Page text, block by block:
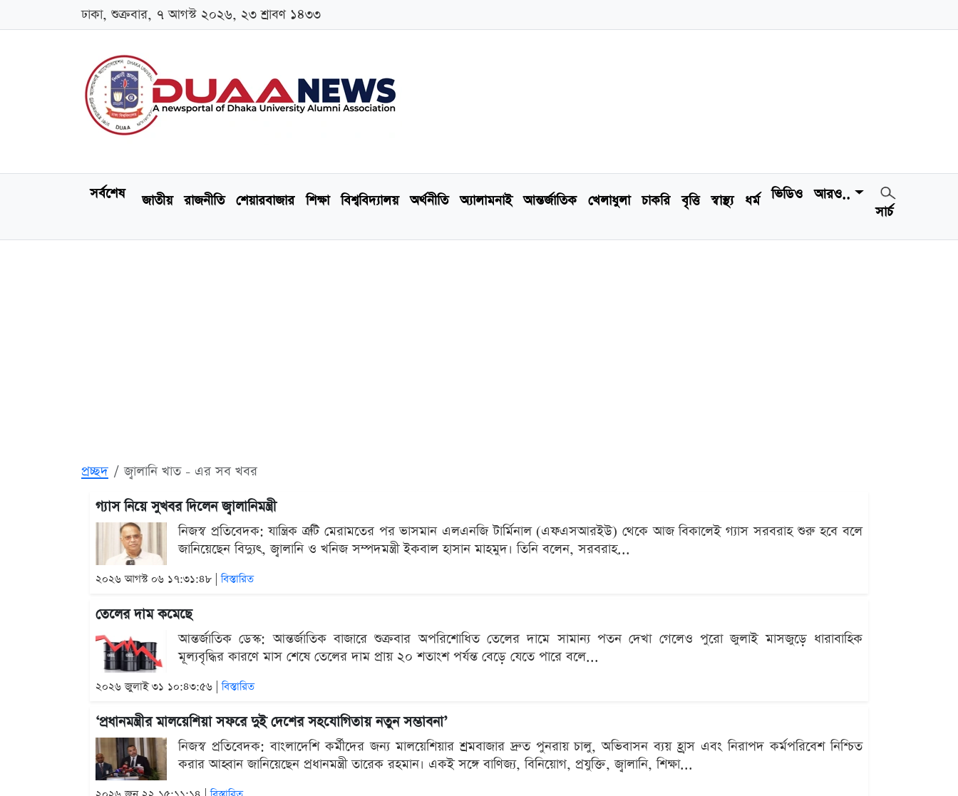
ঢাকা, শুক্রবার, ৭ আগস্ট ২০২৬, ২৩ শ্রাবণ ১৪৩৩
সর্বশেষ জাতীয় রাজনীতি শেয়ারবাজার শিক্ষা বিশ্ববিদ্যালয় অর্থনীতি অ্যালামনাই আন্তর্জাতিক খেলাধুলা চাকরি বৃত্তি স্বাস্থ্য ধর্ম ভিডিও
আরও..
সার্চ
প্রচ্ছদ জ্বালানি খাত - এর সব খবর
গ্যাস নিয়ে সুখবর দিলেন জ্বালানিমন্ত্রী
নিজস্ব প্রতিবেদক: যান্ত্রিক ত্রুটি মেরামতের পর ভাসমান এলএনজি টার্মিনাল (এফএসআরইউ) থেকে আজ বিকালেই গ্যাস সরবরাহ শুরু হবে বলে
জানিয়েছেন বিদ্যুৎ, জ্বালানি ও খনিজ সম্পদমন্ত্রী ইকবাল হাসান মাহমুদ। তিনি বলেন, সরবরাহ...
২০২৬ আগস্ট ০৬ ১৭:৩১:৪৮ |বিস্তারিত
তেলের দাম কমেছে
আন্তর্জাতিক ডেস্ক: আন্তর্জাতিক বাজারে শুক্রবার অপরিশোধিত তেলের দামে সামান্য পতন দেখা গেলেও পুরো জুলাই মাসজুড়ে ধারাবাহিক
মূল্যবৃদ্ধির কারণে মাস শেষে তেলের দাম প্রায় ২০ শতাংশ পর্যন্ত বেড়ে যেতে পারে বলে...
২০২৬ জুলাই ৩১ ১০:৪৩:৫৬ |বিস্তারিত
‘প্রধানমন্ত্রীর মালয়েশিয়া সফরে দুই দেশের সহযোগিতায় নতুন সম্ভাবনা’
নিজস্ব প্রতিবেদক: বাংলাদেশি কর্মীদের জন্য মালয়েশিয়ার শ্রমবাজার দ্রুত পুনরায় চালু, অভিবাসন ব্যয় হ্রাস এবং নিরাপদ কর্মপরিবেশ নিশ্চিত
করার আহ্বান জানিয়েছেন প্রধানমন্ত্রী তারেক রহমান। একই সঙ্গে বাণিজ্য, বিনিয়োগ, প্রযুক্তি, জ্বালানি, শিক্ষা...